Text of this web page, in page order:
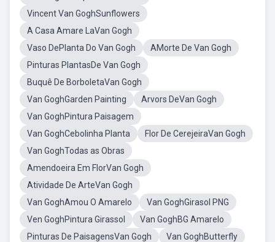
Vincent Van GoghSunflowers
A Casa Amare LaVan Gogh
Vaso DePlanta Do Van Gogh
AMorte De Van Gogh
Pinturas PlantasDe Van Gogh
Buquê De BorboletaVan Gogh
Van GoghGarden Painting
Arvors DeVan Gogh
Van GoghPintura Paisagem
Van GoghCebolinha Planta
Flor De CerejeiraVan Gogh
Van GoghTodas as Obras
Amendoeira Em FlorVan Gogh
Atividade De ArteVan Gogh
Van GoghAmou O Amarelo
Van GoghGirasol PNG
Ven GoghPintura Girassol
Van GoghBG Amarelo
Pinturas De PaisagensVan Gogh
Van GoghButterfly